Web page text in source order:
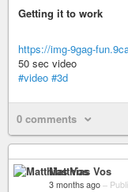
Getting it to work
https://img-9gag-
50 sec video
#video #3d
0 comments
Matthias Vos
3 months ago –